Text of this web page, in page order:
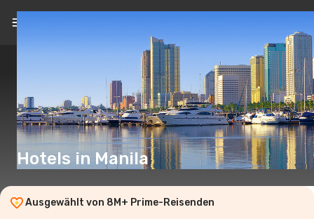
Hotels in Manila
Ausgewählt von 8M+ Prime-Reisenden